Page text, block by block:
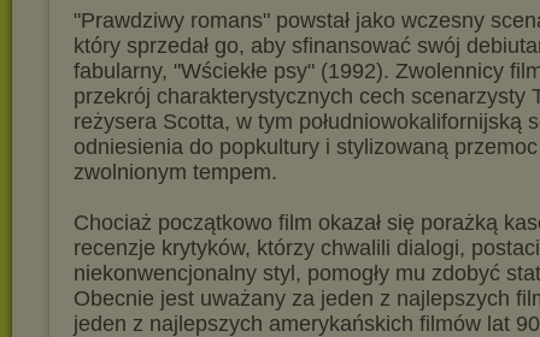
"Prawdziwy romans" powstał jako wczesny
który sprzedał go, aby sfinansować swój
fabularny, "Wściekłe psy" (1992). Zwolennicy
przekrój charakterystycznych cech scenarzysty
reżysera Scotta, w tym południowokalifornijską
odniesienia do popkultury i stylizowaną
zwolnionym tempem.
Chociaż początkowo film okazał się porażką
recenzje krytyków, którzy chwalili dialogi,
niekonwencjonalny styl, pomogły mu zdobyć
Obecnie jest uważany za jeden z najlepszych
jeden z najlepszych amerykańskich filmów lat